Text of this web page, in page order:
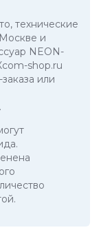
технические
и
NEON-
shop.ru
или
.